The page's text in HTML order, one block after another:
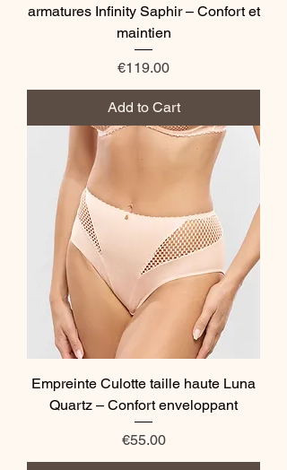
armatures Infinity Saphir – Confort et
maintien
Price
€119.00
Add to Cart
Empreinte Culotte taille haute Luna
Quartz – Confort enveloppant
Price
€55.00